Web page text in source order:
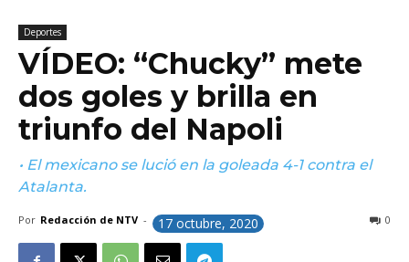
Deportes
VÍDEO: “Chucky” mete
dos goles y brilla en
triunfo del Napoli
• El mexicano se lució en la goleada 4-1 contra el
Atalanta.
Por Redacción de NTV - 17 octubre, 2020 0